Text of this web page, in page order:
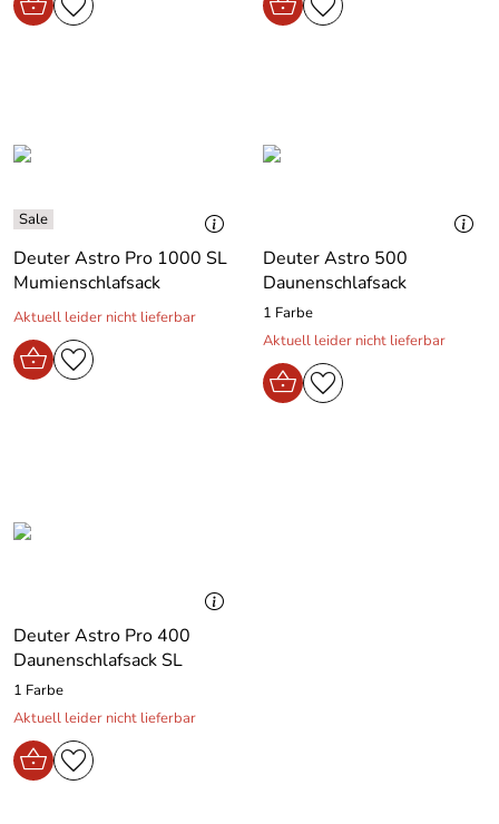
Deuter Astro Pro 1000 SL
Mumienschlafsack
Aktuell leider nicht lieferbar
Deuter Astro 500
Daunenschlafsack
1 Farbe
Aktuell leider nicht lieferbar
Deuter Astro Pro 400
Daunenschlafsack SL
1 Farbe
Aktuell leider nicht lieferbar